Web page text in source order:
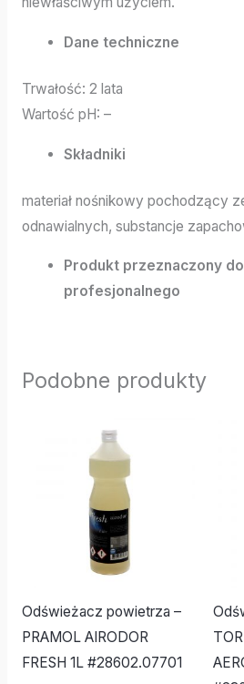
Dane techniczne
Trwałość: 2 lata
Wartość pH: –
Składniki
materiał nośnikowy pochodzący
odnawialnych, substancje
Produkt przeznaczony
profesjonalnego
Podobne produkty
Odświeżacz powietrza –
PRAMOL AIRODOR
FRESH 1L #28602.07701